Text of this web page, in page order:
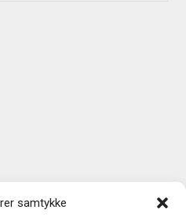
samtykke
A/S